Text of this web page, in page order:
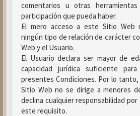
comentarios u otras
participación que pueda haber.
El mero acceso a este Sitio Web
ningún tipo de relación de carácter
Web y el Usuario.
El Usuario declara ser mayor de
capacidad jurídica suficiente
presentes Condiciones. Por lo
Sitio Web no se dirige a menores
declina cualquier responsabilidad
este requisito.